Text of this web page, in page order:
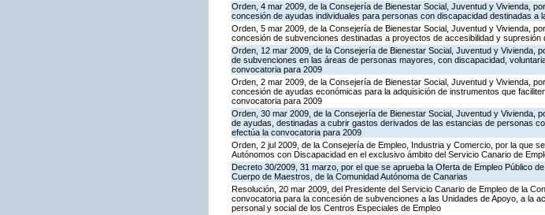
Orden, 4 mar 2009, de la Consejería de Bienestar Social, Juventud y Vivienda,
concesión de ayudas individuales para personas con discapacidad destinadas a
Orden, 5 mar 2009, de la Consejería de Bienestar Social, Juventud y Vivienda,
concesión de subvenciones destinadas a proyectos de accesibilidad y
Orden, 12 mar 2009, de la Consejería de Bienestar Social, Juventud y Vivienda,
de subvenciones en las áreas de personas mayores, con discapacidad,
convocatoria para 2009
Orden, 2 mar 2009, de la Consejería de Bienestar Social, Juventud y Vivienda,
concesión de ayudas económicas para la adquisición de instrumentos que
convocatoria para 2009
Orden, 30 mar 2009, de la Consejería de Bienestar Social, Juventud y Vivienda,
de ayudas, destinadas a cubrir gastos derivados de las estancias de personas
efectúa la convocatoria para 2009
Orden, 2 jul 2009, de la Consejería de Empleo, Industria y Comercio, por la que
Autónomos con Discapacidad en el exclusivo ámbito del Servicio Canario de
Decreto 30/2009, 31 marzo, por el que se aprueba la Oferta de Empleo Público
Cuerpo de Maestros, de la Comunidad Autónoma de Canarias
Resolución, 20 mar 2009, del Presidente del Servicio Canario de Empleo de la
convocatoria para la concesión de subvenciones a las Unidades de Apoyo, a la
personal y social de los Centros Especiales de Empleo